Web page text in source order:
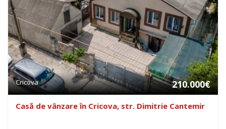
Cricova 210.000€
Casă de vânzare în Cricova, str. Dimitrie Cantemir